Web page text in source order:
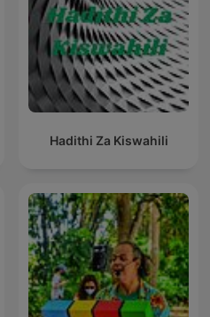
Hadithi Za Kiswahili